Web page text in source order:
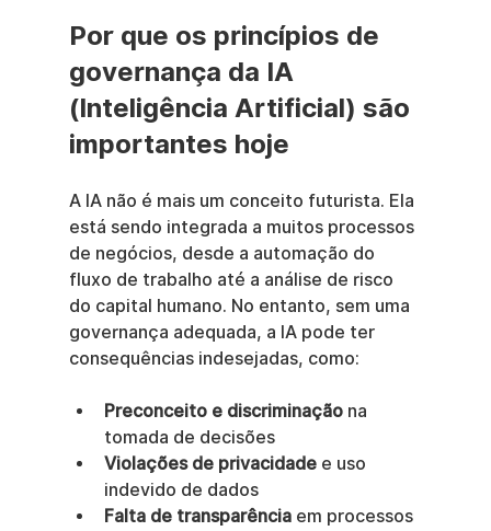
Por que os princípios de
governança da IA
(Inteligência Artificial) são
importantes hoje
A IA não é mais um conceito futurista. Ela
está sendo integrada a muitos processos
de negócios, desde a automação do
fluxo de trabalho até a análise de risco
do capital humano. No entanto, sem uma
governança adequada, a IA pode ter
consequências indesejadas, como:
Preconceito e discriminação na
tomada de decisões
Violações de privacidade e uso
indevido de dados
Falta de transparência em processos